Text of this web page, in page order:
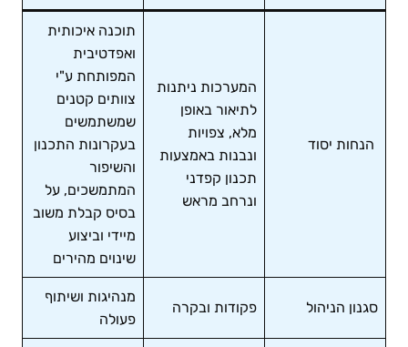
הנחות יסוד
המערכות ניתנות
לתיאור באופן
מלא, צפויות
ונבנות באמצעות
תכנון קפדני
ונרחב מראש
תוכנה איכותית
ואפדטיבית
המפותחת ע"י
צוותים קטנים
שמשתמשים
בעקרונות התכנון
והשיפור
המתמשכים, על
בסיס קבלת משוב
מיידי וביצוע
שינוים מהירים
סגנון הניהול פקודות ובקרה
מנהיגות ושיתוף
פעולה